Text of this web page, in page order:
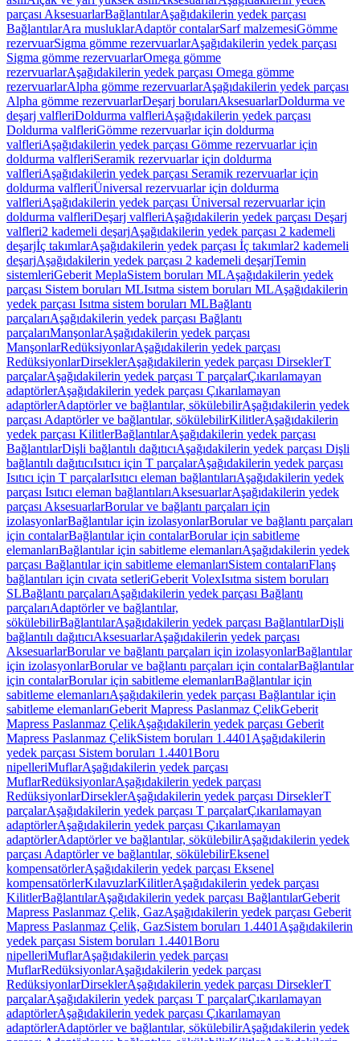
parçası AksesuarlarBağlantılarAşağıdakilerin yedek parçası
BağlantılarAra musluklarAdaptör contalarSarf malzemesiGömme
rezervuarSigma gömme rezervuarlarAşağıdakilerin yedek parçası
Sigma gömme rezervuarlarOmega gömme
rezervuarlarAşağıdakilerin yedek parçası Omega gömme
rezervuarlarAlpha gömme rezervuarlarAşağıdakilerin yedek parçası
Alpha gömme rezervuarlarDeşarj borularıAksesuarlarDoldurma ve
deşarj valfleriDoldurma valfleriAşağıdakilerin yedek parçası
Doldurma valfleriGömme rezervuarlar için doldurma
valfleriAşağıdakilerin yedek parçası Gömme rezervuarlar için
doldurma valfleriSeramik rezervuarlar için doldurma
valfleriAşağıdakilerin yedek parçası Seramik rezervuarlar için
doldurma valfleriÜniversal rezervuarlar için doldurma
valfleriAşağıdakilerin yedek parçası Üniversal rezervuarlar için
doldurma valfleriDeşarj valfleriAşağıdakilerin yedek parçası Deşarj
valfleri2 kademeli deşarjAşağıdakilerin yedek parçası 2 kademeli
deşarjİç takımlarAşağıdakilerin yedek parçası İç takımlar2 kademeli
deşarjAşağıdakilerin yedek parçası 2 kademeli deşarjTemin
sistemleriGeberit MeplaSistem boruları MLAşağıdakilerin yedek
parçası Sistem boruları MLIsıtma sistem boruları MLAşağıdakilerin
yedek parçası Isıtma sistem boruları MLBağlantı
parçalarıAşağıdakilerin yedek parçası Bağlantı
parçalarıManşonlarAşağıdakilerin yedek parçası
ManşonlarRedüksiyonlarAşağıdakilerin yedek parçası
RedüksiyonlarDirseklerAşağıdakilerin yedek parçası DirseklerT
parçalarAşağıdakilerin yedek parçası T parçalarÇıkarılamayan
adaptörlerAşağıdakilerin yedek parçası Çıkarılamayan
adaptörlerAdaptörler ve bağlantılar, sökülebilirAşağıdakilerin yedek
parçası Adaptörler ve bağlantılar, sökülebilirKilitlerAşağıdakilerin
yedek parçası KilitlerBağlantılarAşağıdakilerin yedek parçası
BağlantılarDişli bağlantılı dağıtıcıAşağıdakilerin yedek parçası Dişli
bağlantılı dağıtıcıIsıtıcı için T parçalarAşağıdakilerin yedek parçası
Isıtıcı için T parçalarIsıtıcı eleman bağlantılarıAşağıdakilerin yedek
parçası Isıtıcı eleman bağlantılarıAksesuarlarAşağıdakilerin yedek
parçası AksesuarlarBorular ve bağlantı parçaları için
izolasyonlarBağlantılar için izolasyonlarBorular ve bağlantı parçaları
için contalarBağlantılar için contalarBorular için sabitleme
elemanlarıBağlantılar için sabitleme elemanlarıAşağıdakilerin yedek
parçası Bağlantılar için sabitleme elemanlarıSistem contalarıFlanş
bağlantıları için cıvata setleriGeberit VolexIsıtma sistem boruları
SLBağlantı parçalarıAşağıdakilerin yedek parçası Bağlantı
parçalarıAdaptörler ve bağlantılar,
sökülebilirBağlantılarAşağıdakilerin yedek parçası BağlantılarDişli
bağlantılı dağıtıcıAksesuarlarAşağıdakilerin yedek parçası
AksesuarlarBorular ve bağlantı parçaları için izolasyonlarBağlantılar
için izolasyonlarBorular ve bağlantı parçaları için contalarBağlantılar
için contalarBorular için sabitleme elemanlarıBağlantılar için
sabitleme elemanlarıAşağıdakilerin yedek parçası Bağlantılar için
sabitleme elemanlarıGeberit Mapress Paslanmaz ÇelikGeberit
Mapress Paslanmaz ÇelikAşağıdakilerin yedek parçası Geberit
Mapress Paslanmaz ÇelikSistem boruları 1.4401 Aşağıdakilerin
yedek parçası Sistem boruları 1.4401Boru
nipelleriMuflarAşağıdakilerin yedek parçası
MuflarRedüksiyonlarAşağıdakilerin yedek parçası
RedüksiyonlarDirseklerAşağıdakilerin yedek parçası DirseklerT
parçalarAşağıdakilerin yedek parçası T parçalarÇıkarılamayan
adaptörlerAşağıdakilerin yedek parçası Çıkarılamayan
adaptörlerAdaptörler ve bağlantılar, sökülebilirAşağıdakilerin yedek
parçası Adaptörler ve bağlantılar, sökülebilirEksenel
kompensatörlerAşağıdakilerin yedek parçası Eksenel
kompensatörlerKılavuzlarKilitlerAşağıdakilerin yedek parçası
KilitlerBağlantılarAşağıdakilerin yedek parçası BağlantılarGeberit
Mapress Paslanmaz Çelik, GazAşağıdakilerin yedek parçası Geberit
Mapress Paslanmaz Çelik, GazSistem boruları 1.4401 Aşağıdakilerin
yedek parçası Sistem boruları 1.4401Boru
nipelleriMuflarAşağıdakilerin yedek parçası
MuflarRedüksiyonlarAşağıdakilerin yedek parçası
RedüksiyonlarDirseklerAşağıdakilerin yedek parçası DirseklerT
parçalarAşağıdakilerin yedek parçası T parçalarÇıkarılamayan
adaptörlerAşağıdakilerin yedek parçası Çıkarılamayan
adaptörlerAdaptörler ve bağlantılar, sökülebilirAşağıdakilerin yedek